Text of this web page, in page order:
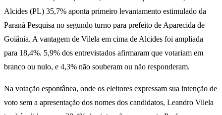
Alcides (PL) 35,7% aponta primeiro levantamento estimulado da
Paraná Pesquisa no segundo turno para prefeito de Aparecida de
Goiânia. A vantagem de Vilela em cima de Alcides foi ampliada
para 18,4%. 5,9% dos entrevistados afirmaram que votariam em
branco ou nulo, e 4,3% não souberam ou não responderam.
Na votação espontânea, onde os eleitores expressam sua intenção de
voto sem a apresentação dos nomes dos candidatos, Leandro Vilela